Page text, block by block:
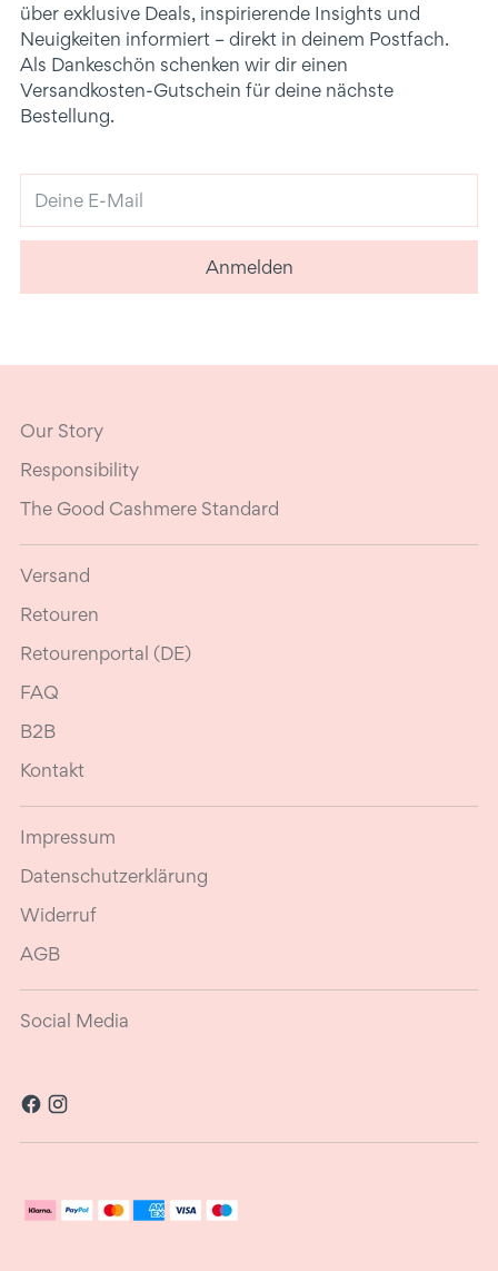
über exklusive Deals, inspirierende Insights und
Neuigkeiten informiert – direkt in deinem Postfach.
Als Dankeschön schenken wir dir einen
Versandkosten-Gutschein für deine nächste
Bestellung.
E-
Mail
Anmelden
Our Story
Responsibility
The Good Cashmere Standard
Versand
Retouren
Retourenportal (DE)
FAQ
B2B
Kontakt
Impressum
Datenschutzerklärung
Widerruf
AGB
Social Media